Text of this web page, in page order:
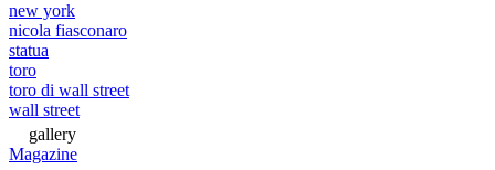
new york
nicola fiasconaro
statua
toro
toro di wall street
wall street
gallery
Magazine